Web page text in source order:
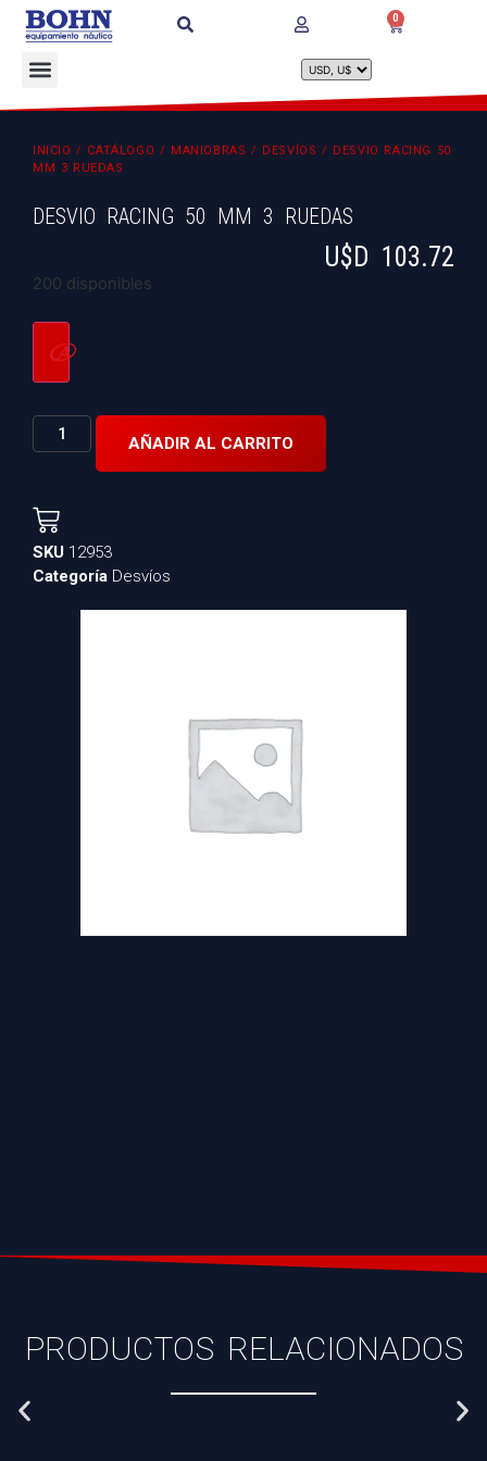
0
INICIO / CATÁLOGO / MANIOBRAS / DESVÍOS / DESVIO RACING 50
MM 3 RUEDAS
DESVIO RACING 50 MM 3 RUEDAS
U$D 103.72
200 disponibles
AÑADIR AL CARRITO
SKU 12953
Categoría Desvíos
PRODUCTOS RELACIONADOS